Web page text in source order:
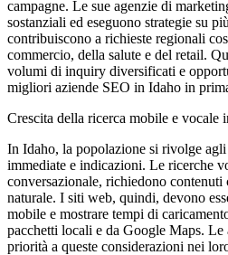
campagne. Le sue agenzie di
sostanziali ed eseguono strategie su
contribuiscono a richieste regionali
commercio, della salute e del retail.
volumi di inquiry diversificati e
migliori aziende SEO in Idaho in
Crescita della ricerca mobile e vocale
In Idaho, la popolazione si rivolge
immediate e indicazioni. Le ricerche
conversazionale, richiedono
naturale. I siti web, quindi, devono
mobile e mostrare tempi di
pacchetti locali e da Google Maps.
priorità a queste considerazioni nei